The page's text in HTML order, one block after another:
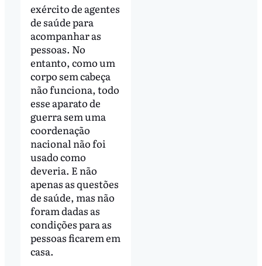
exército de agentes
de saúde para
acompanhar as
pessoas. No
entanto, como um
corpo sem cabeça
não funciona, todo
esse aparato de
guerra sem uma
coordenação
nacional não foi
usado como
deveria. E não
apenas as questões
de saúde, mas não
foram dadas as
condições para as
pessoas ficarem em
casa.